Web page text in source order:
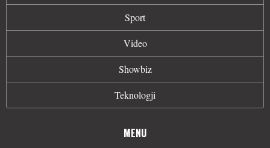
Sport
Video
Showbiz
Teknologji
MENU